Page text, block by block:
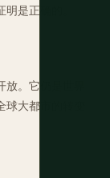
是正确的。
。它仍是世界
大都市的转变